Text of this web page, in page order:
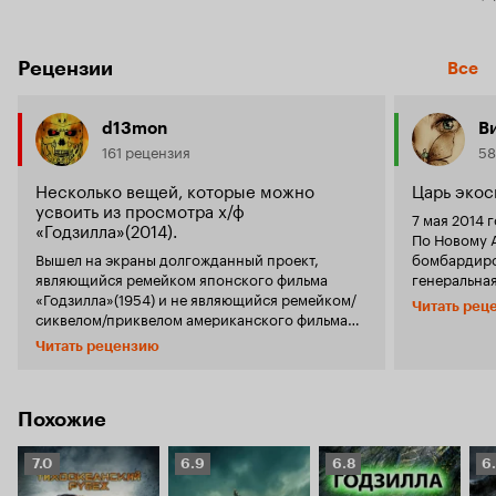
Рецензии Все
d13mon
161 рецензия
Несколько вещей, которые можно
усвоить из просмотра х/ф
«Годзилла»(2014).
Вышел на экраны долгожданный проект,
являющийся ремейком японского фильма
«Годзилла»(1954) и не являющийся ремейком/
сиквелом/приквелом американского фильма
«Годзилла»(1998). Потенциал у фильма был
большой, учитывая жанр катастрофы, хорошую
На деле увиденное и услышанное при
следующим списком выводов:
О Голливуде: •
Сценарий среднестатистического
Читать рецензию
Царь
7 мая 2014
По Новому
рекламная
КФ
франшизы,
Сразу
Читать
Похожие
Рейтинг
Кинопоиска
7.0
Рейтинг
Кинопоиска
6.9
Рейтинг
Кинопоиска
6.8